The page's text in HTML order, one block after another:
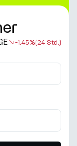
-1.45%(24 Std.)